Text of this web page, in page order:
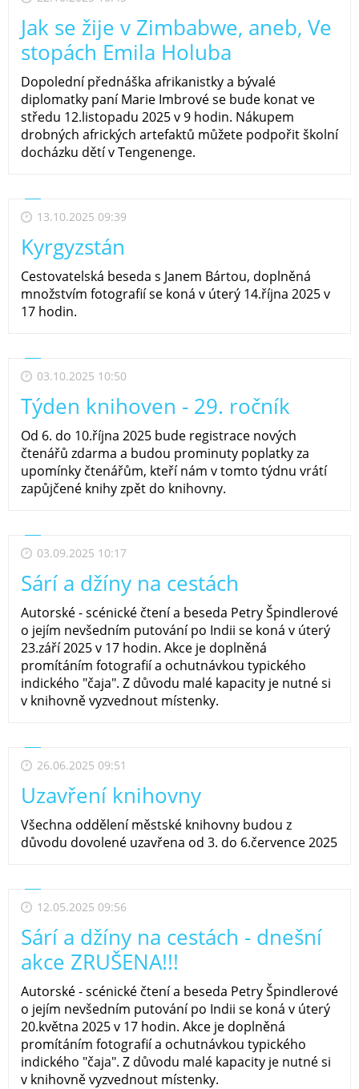
Jak se žije v Zimbabwe, aneb, Ve
stopách Emila Holuba
Dopolední přednáška afrikanistky a bývalé
diplomatky paní Marie Imbrové se bude konat ve
středu 12.listopadu 2025 v 9 hodin. Nákupem
drobných afrických artefaktů můžete podpořit školní
docházku dětí v Tengenenge.
13.10.2025 09:39
Kyrgyzstán
Cestovatelská beseda s Janem Bártou, doplněná
množstvím fotografií se koná v úterý 14.října 2025 v
17 hodin.
03.10.2025 10:50
Týden knihoven - 29. ročník
Od 6. do 10.října 2025 bude registrace nových
čtenářů zdarma a budou prominuty poplatky za
upomínky čtenářům, kteří nám v tomto týdnu vrátí
zapůjčené knihy zpět do knihovny.
03.09.2025 10:17
Sárí a džíny na cestách
Autorské - scénické čtení a beseda Petry Špindlerové
o jejím nevšedním putování po Indii se koná v úterý
23.září 2025 v 17 hodin. Akce je doplněná
promítáním fotografií a ochutnávkou typického
indického "čaja". Z důvodu malé kapacity je nutné si
v knihovně vyzvednout místenky.
26.06.2025 09:51
Uzavření knihovny
Všechna oddělení městské knihovny budou z
důvodu dovolené uzavřena od 3. do 6.července 2025
12.05.2025 09:56
Sárí a džíny na cestách - dnešní
akce ZRUŠENA!!!
Autorské - scénické čtení a beseda Petry Špindlerové
o jejím nevšedním putování po Indii se koná v úterý
20.května 2025 v 17 hodin. Akce je doplněná
promítáním fotografií a ochutnávkou typického
indického "čaja". Z důvodu malé kapacity je nutné si
v knihovně vyzvednout místenky.